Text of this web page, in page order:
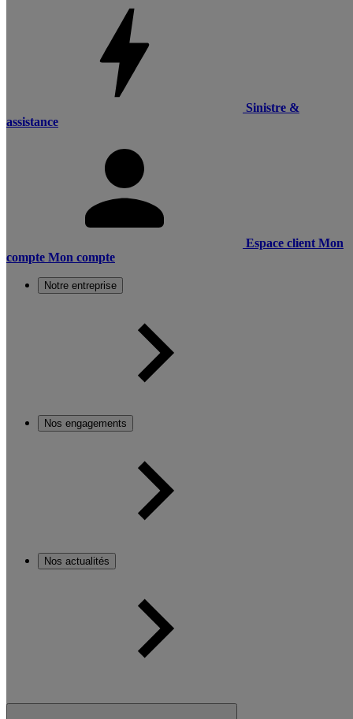
Sinistre &
assistance
Espace client Mon
compte Mon compte
Notre entreprise
Nos engagements
Nos actualités